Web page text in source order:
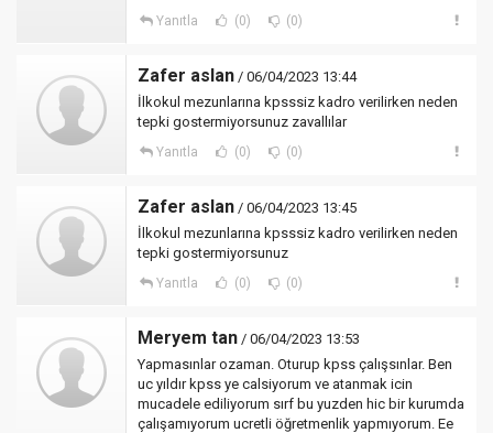
Yanıtla (0) (0)
Zafer aslan / 06/04/2023 13:44
İlkokul mezunlarına kpsssiz kadro verilirken neden
tepki gostermiyorsunuz zavallılar
Yanıtla (0) (0)
Zafer aslan / 06/04/2023 13:45
İlkokul mezunlarına kpsssiz kadro verilirken neden
tepki gostermiyorsunuz
Yanıtla (0) (0)
Meryem tan / 06/04/2023 13:53
Yapmasınlar ozaman. Oturup kpss çalışsınlar. Ben
uc yıldır kpss ye calsiyorum ve atanmak icin
mucadele ediliyorum sırf bu yuzden hic bir kurumda
çalışamıyorum ucretli öğretmenlik yapmıyorum. Ee